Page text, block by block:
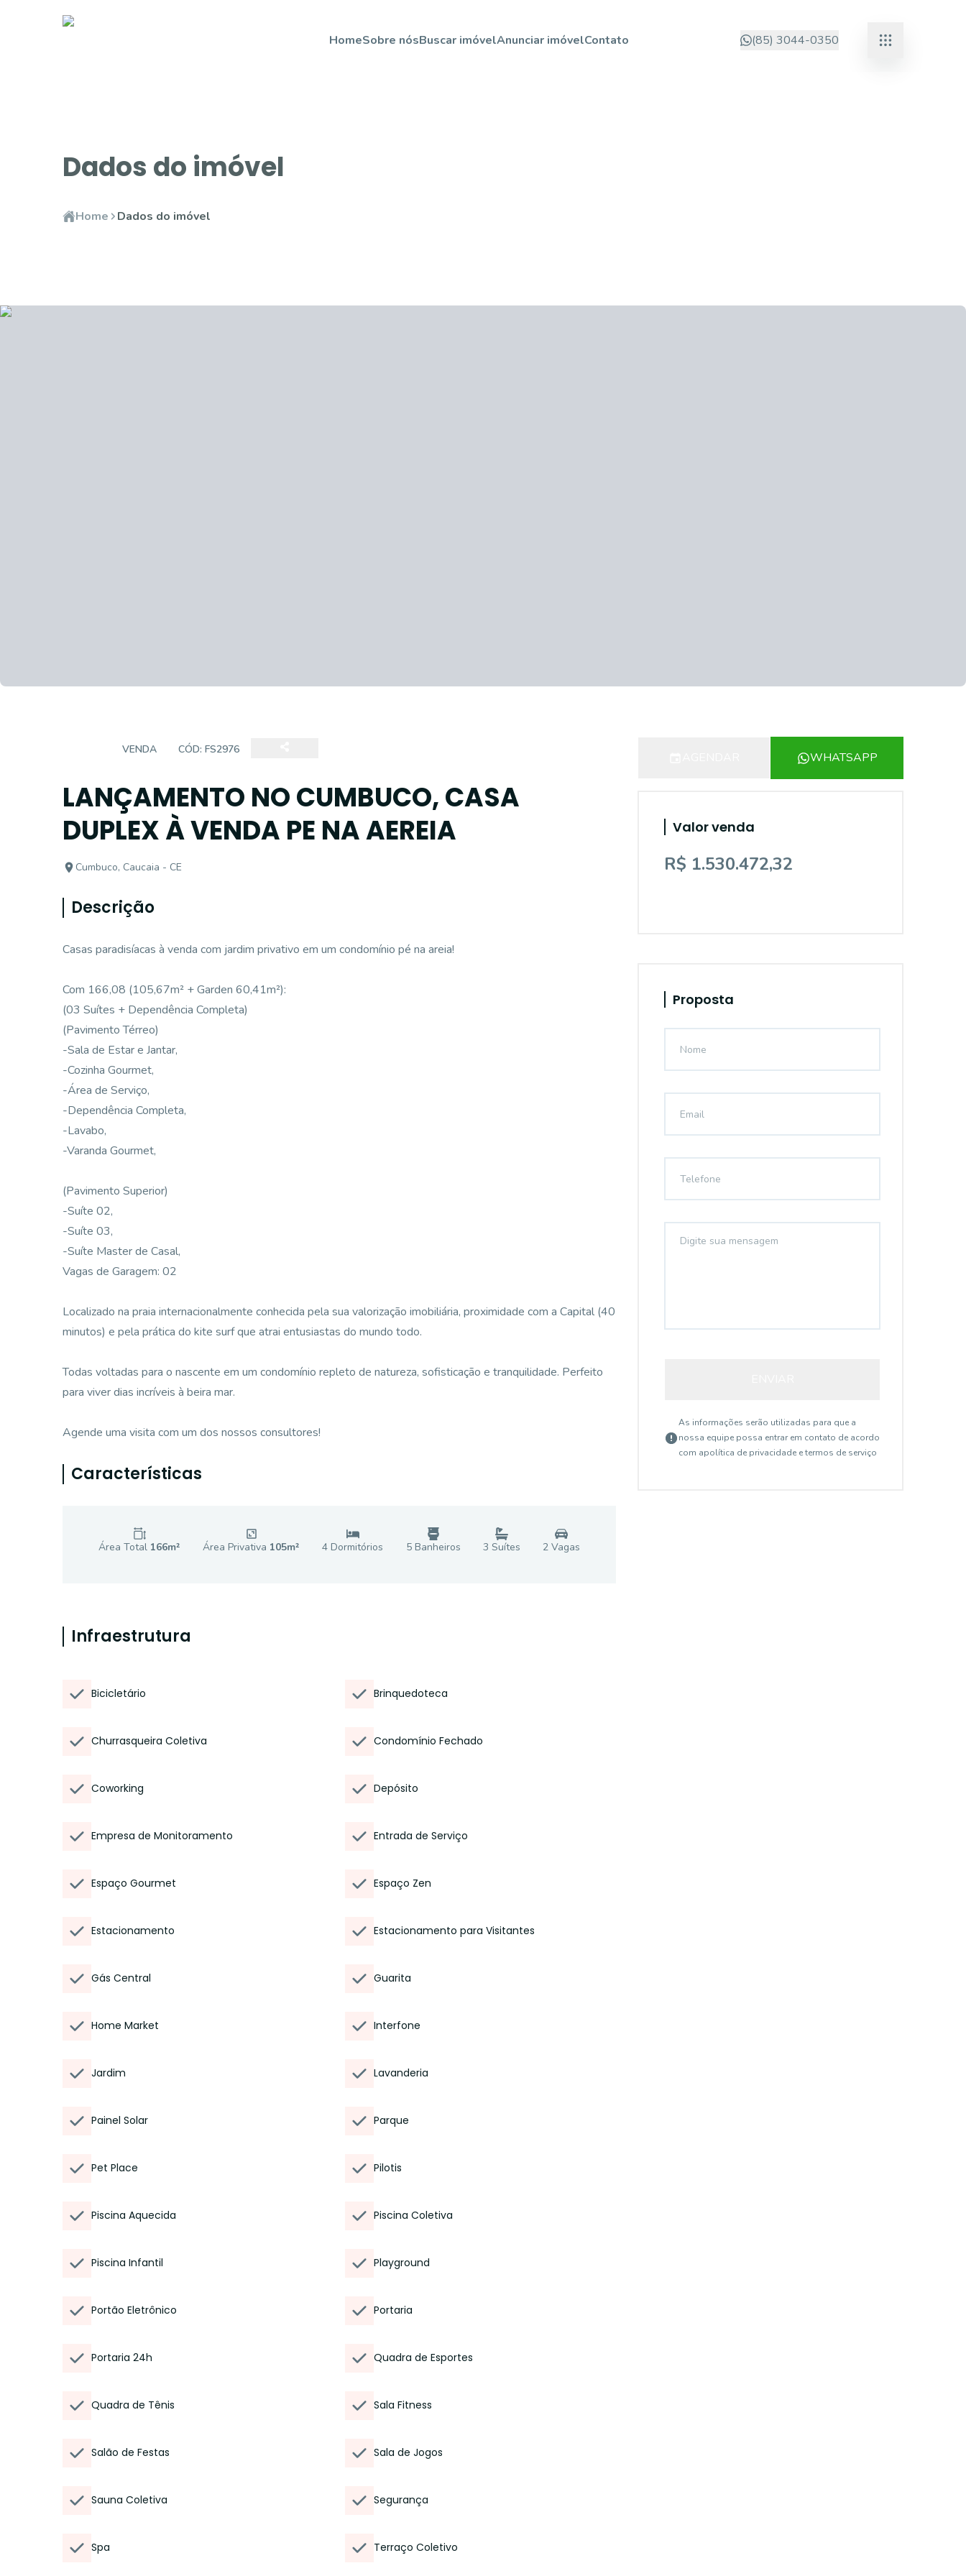
HomeSobre nósBuscar imóvelAnunciar imóvelContato (85) 3044-0350
Dados do imóvel
Home Dados do imóvel
VENDA CÓD: FS2976
LANÇAMENTO NO CUMBUCO, CASA
DUPLEX À VENDA PE NA AEREIA
Cumbuco, Caucaia - CE
Descrição
Casas paradisíacas à venda com jardim privativo em um condomínio pé na areia!
Com 166,08 (105,67m² + Garden 60,41m²):
(03 Suítes + Dependência Completa)
(Pavimento Térreo)
-Sala de Estar e Jantar,
-Cozinha Gourmet,
-Área de Serviço,
-Dependência Completa,
-Lavabo,
-Varanda Gourmet,
(Pavimento Superior)
-Suíte 02,
-Suíte 03,
-Suíte Master de Casal,
Vagas de Garagem: 02
Localizado na praia internacionalmente conhecida pela sua valorização imobiliária, proximidade com a Capital (40
minutos) e pela prática do kite surf que atrai entusiastas do mundo todo.
Todas voltadas para o nascente em um condomínio repleto de natureza, sofisticação e tranquilidade. Perfeito
para viver dias incríveis à beira mar.
Agende uma visita com um dos nossos consultores!
Características
Área Total 166m² Área Privativa 105m² 4 Dormitórios 5Banheiros 3 Suítes 2Vagas
Infraestrutura
Bicicletário Brinquedoteca
Churrasqueira Coletiva Condomínio Fechado
Coworking Depósito
Empresa de Monitoramento Entrada de Serviço
Espaço Gourmet Espaço Zen
Estacionamento Estacionamento para Visitantes
Gás Central Guarita
Home Market Interfone
Jardim Lavanderia
Painel Solar Parque
Pet Place Pilotis
Piscina Aquecida Piscina Coletiva
Piscina Infantil Playground
Portão Eletrônico Portaria
Portaria 24h Quadra de Esportes
Quadra de Tênis Sala Fitness
Salão de Festas Sala de Jogos
Sauna Coletiva Segurança
Spa Terraço Coletivo
WHATSAPP
Valor venda
R$ 1.530.472,32
Proposta
As informações serão utilizadas para que a
nossa equipe possa entrar em contato de acordo
com apolítica de privacidade e termos de serviço